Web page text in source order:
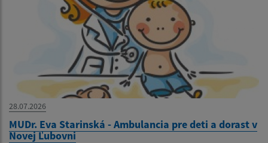
28.07.2026
MUDr. Eva Starinská - Ambulancia pre deti a dorast v
Novej Ľubovni